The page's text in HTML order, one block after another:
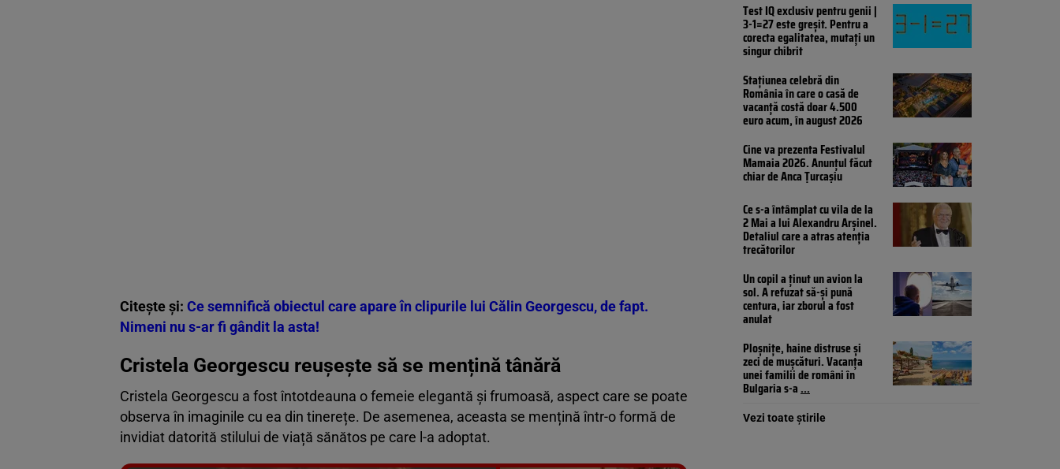
Citește și: Ce semnifică obiectul care apare în clipurile lui Călin Georgescu, de fapt.
Nimeni nu s-ar fi gândit la asta!
Cristela Georgescu reușește să se mențină tânără
Cristela Georgescu a fost întotdeauna o femeie elegantă și frumoasă, aspect care se poate
observa în imaginile cu ea din tinerețe. De asemenea, aceasta se mențină într-o formă de
invidiat datorită stilului de viață sănătos pe care l-a adoptat.
Test IQ exclusiv pentru genii |
3-1=27 este greșit. Pentru a
corecta egalitatea, mutați un
singur chibrit
Stațiunea celebră din
România în care o casă de
vacanță costă doar 4.500
euro acum, în august 2026
Cine va prezenta Festivalul
Mamaia 2026. Anunțul făcut
chiar de Anca Țurcașiu
Ce s-a întâmplat cu vila de la
2 Mai a lui Alexandru Arșinel.
Detaliul care a atras atenția
trecătorilor
Un copil a ținut un avion la
sol. A refuzat să-și pună
centura, iar zborul a fost
anulat
Ploșnițe, haine distruse și
zeci de mușcături. Vacanța
unei familii de români în
Bulgaria s-a...
Vezi toate știrile